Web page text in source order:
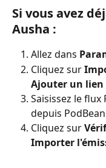
Si vous avez
Ausha :
Allez dans
Cliquez sur
Ajouter un lien
Saisissez le flux
depuis
Cliquez sur
Importer